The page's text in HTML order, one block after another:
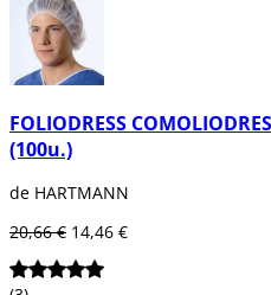
FOLIODRESS
(100u.)
de HARTMANN
20,66 € 14,46 €